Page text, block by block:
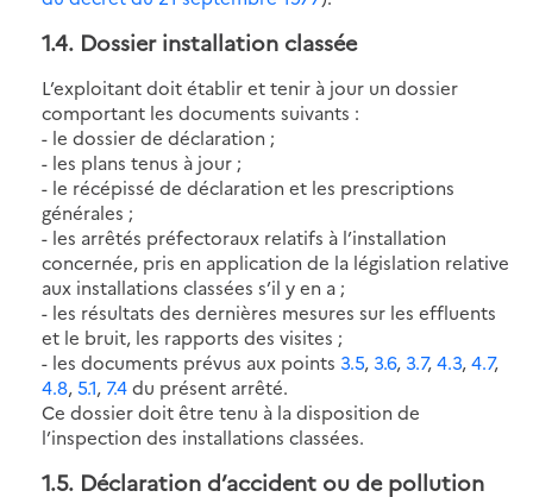
1.4. Dossier installation classée
L’exploitant doit établir et tenir à jour un dossier
comportant les documents suivants :
- le dossier de déclaration ;
- les plans tenus à jour ;
- le récépissé de déclaration et les prescriptions
générales ;
- les arrêtés préfectoraux relatifs à l’installation
concernée, pris en application de la législation relative
aux installations classées s’il y en a ;
- les résultats des dernières mesures sur les effluents
et le bruit, les rapports des visites ;
- les documents prévus aux points 3.5, 3.6, 3.7,4.3,4.7,
4.8,5.1, 7.4du présent arrêté.
Ce dossier doit être tenu à la disposition de
l’inspection des installations classées.
1.5. Déclaration d’accident ou de pollution